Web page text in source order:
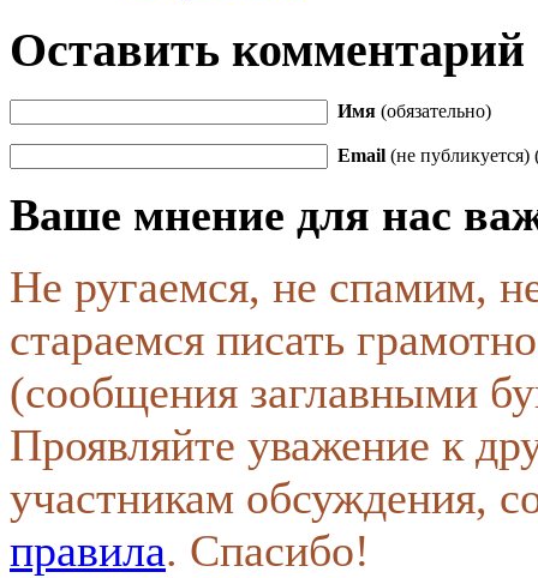
Оставить комментарий
Имя (обязательно)
Email (не публикуется)
Ваше мнение для нас
Не ругаемся, не спамим,
стараемся писать
(сообщения заглавными
Проявляйте уважение к
участникам обсуждения,
правила. Спасибо!